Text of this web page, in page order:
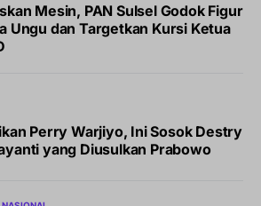
Mesin, PAN Sulsel Godok Figur
Ungu dan Targetkan Kursi Ketua
Perry Warjiyo, Ini Sosok Destry
yang Diusulkan Prabowo